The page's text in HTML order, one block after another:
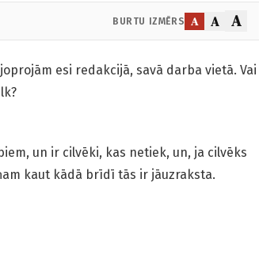
BURTU IZMĒRS A A A
esi redakcijā, savā darba vietā. Vai
un ir cilvēki, kas netiek, un, ja cilvēks
kaut kādā brīdī tās ir jāuzraksta.